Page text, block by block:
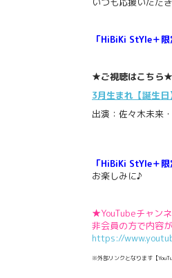
「HiBiKi StYle＋限
★ご視聴はこちら★
3月生まれ【誕生
出演：佐々木未来
「HiBiKi StYle＋限
お楽しみに♪
★YouTubeチャン
非会員の方で内容
https://
※外部リンクとなります【